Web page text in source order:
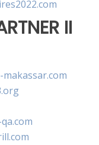
II